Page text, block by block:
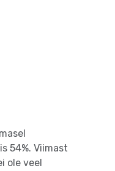
54%. Viimast
ole veel